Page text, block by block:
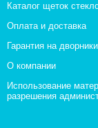
Каталог щеток
Оплата и доставка
Гарантия на дворники
О компании
Использование
разрешения